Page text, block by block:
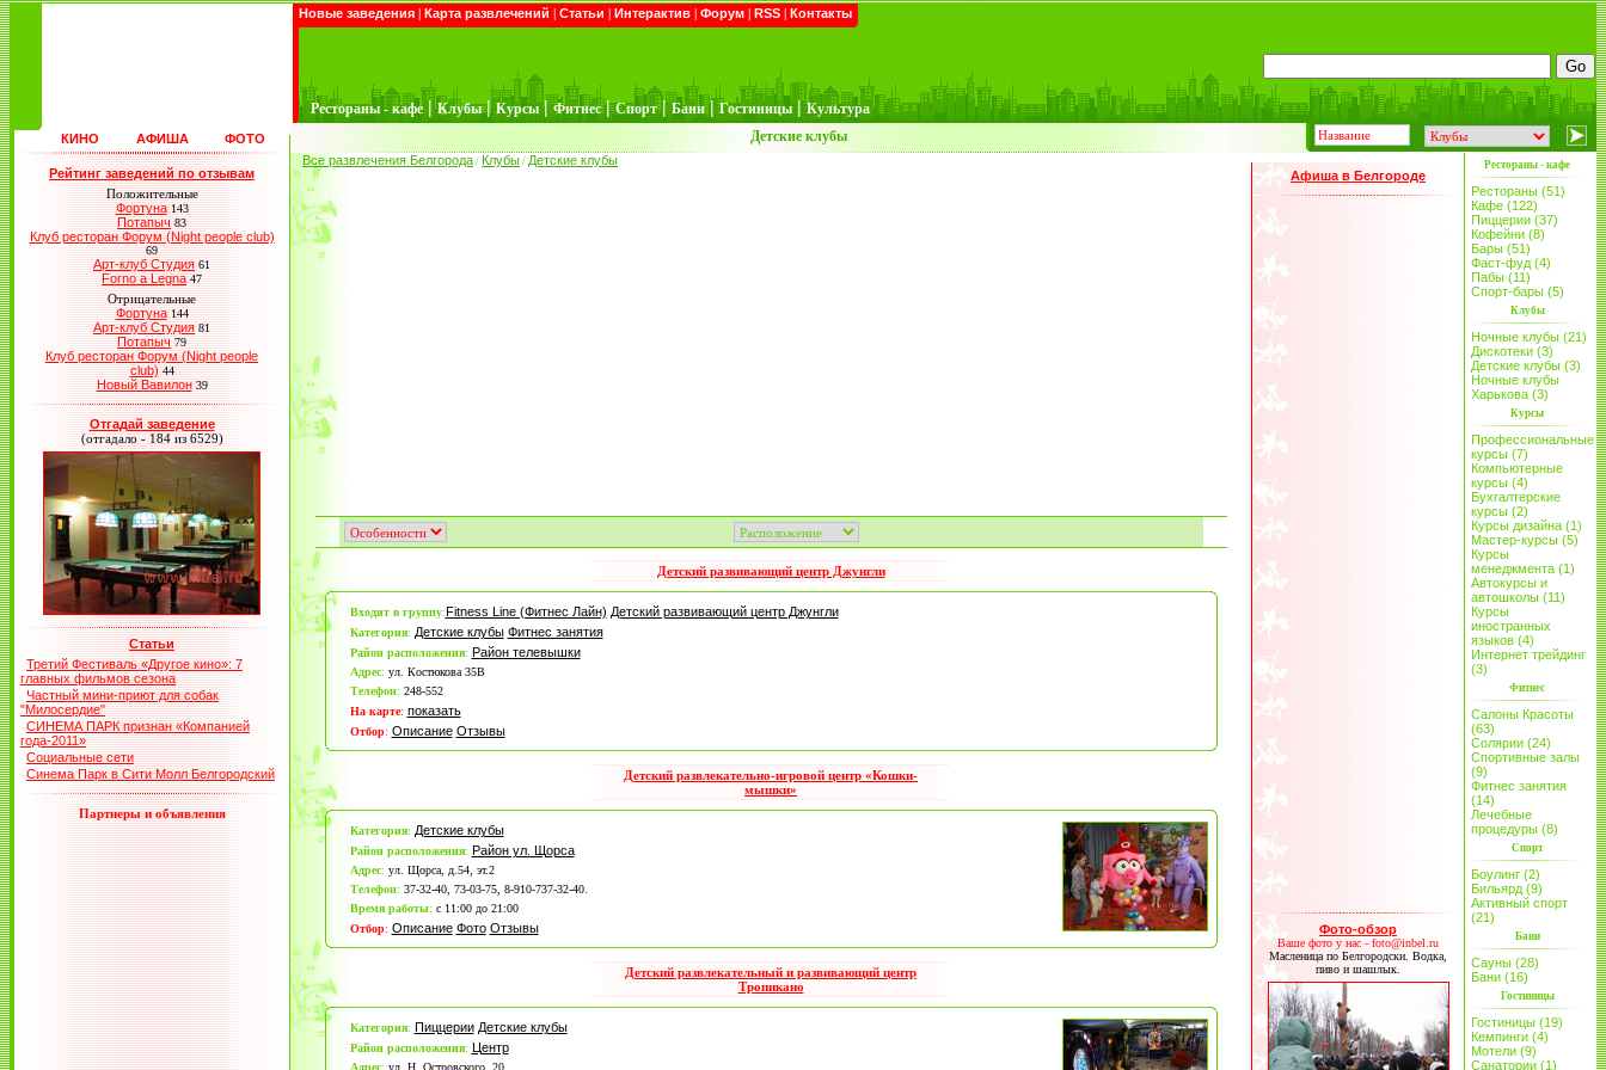
Новые заведения | Карта развлечений | Статьи | Интерактив | Форум | RSS | Контакты
Рестораны - кафе | Клубы | Курсы | Фитнес | Спорт | Бани | Гостиницы | Культура
КИНО АФИША ФОТО Детские клубы
Рейтинг заведений по отзывам
Положительные
Фортуна 143
Потапыч 83
Клуб ресторан Форум (Night people club)
69
Арт-клуб Студия 61
Forno a Legna 47
Отрицательные
Фортуна 144
Арт-клуб Студия 81
Потапыч 79
Клуб ресторан Форум (Night people
club) 44
Новый Вавилон 39
Отгадай заведение
(отгадало - 184 из 6529)
Статьи
Третий Фестиваль «Другое кино»: 7
главных фильмов сезона
Частный мини-приют для собак
"Милосердие"
СИНЕМА ПАРК признан «Компанией
года-2011»
Социальные сети
Синема Парк в Сити Молл Белгородский
Партнеры и объявления
Все развлечения Белгорода / Клубы / Детские клубы
Детский развивающий центр Джунгли
Входит в группу:Fitness Line (Фитнес Лайн) Детский развивающий центр Джунгли
Категория: Детские клубы Фитнес занятия
Район расположения: Район телевышки
Адрес: ул. Костюкова 35B
Телефон: 248-552
На карте: показать
Отбор: Описание Отзывы
Детский развлекательно-игровой центр «Кошки-
мышки»
Категория: Детские клубы
Район расположения: Район ул. Щорса
Адрес: ул. Щорса, д.54, эт.2
Телефон: 37-32-40, 73-03-75, 8-910-737-32-40.
Время работы: с 11:00 до 21:00
Отбор: Описание Фото Отзывы
Детский развлекательный и развивающий центр
Тропикано
Категория: Пиццерии Детские клубы
Район расположения: Центр
Адрес: ул. Н. Островского, 20
Афиша в Белгороде
Фото-обзор
Ваше фото у нас - foto@inbel.ru
Масленица по Белгородски. Водка,
пиво и шашлык.
Рестораны - кафе
Рестораны (51)
Кафе (122)
Пиццерии (37)
Кофейни (8)
Бары (51)
Фаст-фуд (4)
Пабы (11)
Спорт-бары (5)
Клубы
Ночные клубы (21)
Дискотеки (3)
Детские клубы (3)
Ночные клубы
Харькова (3)
Курсы
Профессиональные
курсы (7)
Компьютерные
курсы (4)
Бухгалтерские
курсы (2)
Курсы дизайна (1)
Мастер-курсы (5)
Курсы
менеджмента (1)
Автокурсы и
автошколы (11)
Курсы
иностранных
языков (4)
Интернет трейдинг
(3)
Фитнес
Салоны Красоты
(63)
Солярии (24)
Спортивные залы
(9)
Фитнес занятия
(14)
Лечебные
процедуры (8)
Спорт
Боулинг (2)
Бильярд (9)
Активный спорт
(21)
Бани
Сауны (28)
Бани (16)
Гостиницы
Гостиницы (19)
Кемпинги (4)
Мотели (9)
Санатории (1)